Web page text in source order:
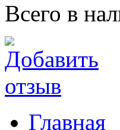
Всего в
Главная